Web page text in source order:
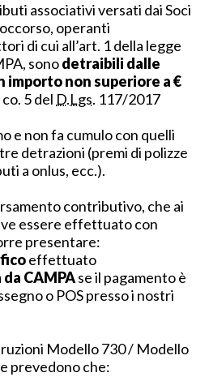
associativi versati dai Soci
operanti
di cui all’art. 1 della legge
sonodetraibili dalle
importo non superiore a €
5 del D.Lgs. 117/2017
e non fa cumulo con quelli
detrazioni (premi di polizze
a onlus, ecc.).
contributivo, che ai
essere effettuato con
presentare:
effettuato
CAMPAse il pagamento è
o POS presso i nostri
Modello 730 / Modello
prevedono che: